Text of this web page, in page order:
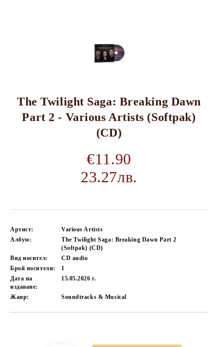
The Twilight Saga: Breaking Dawn
Part 2 - Various Artists (Softpak)
(CD)
€11.90
23.27лв.
Артист:
Various Artists
Албум:
The Twilight Saga: Breaking Dawn Part 2
(Softpak) (CD)
Вид носител:
CD audio
Брой носители:
1
Дата на
издаване:
15.05.2026 г.
Жанр: Soundtracks & Musical